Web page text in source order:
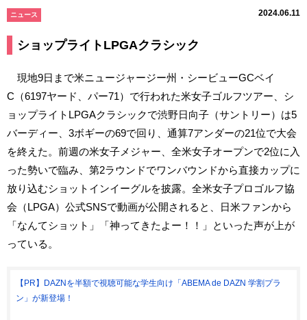
ニュース 2024.06.11
ショップライトLPGAクラシック
現地9日まで米ニュージャージー州・シービューGCベイ
C（6197ヤード、パー71）で行われた米女子ゴルフツアー、シ
ョップライトLPGAクラシックで渋野日向子（サントリー）は5
バーディー、3ボギーの69で回り、通算7アンダーの21位で大会
を終えた。前週の米女子メジャー、全米女子オープンで2位に入
った勢いで臨み、第2ラウンドでワンバウンドから直接カップに
放り込むショットインイーグルを披露。全米女子プロゴルフ協
会（LPGA）公式SNSで動画が公開されると、日米ファンから
「なんてショット」「神ってきたよー！！」といった声が上が
っている。
【PR】DAZNを半額で視聴可能な学生向け「ABEMA de DAZN 学割プラ
ン」が新登場！